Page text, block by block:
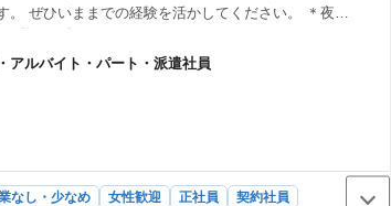
。 ぜひいままでの経験を活かしてください。 ＊夜勤
数：24名
アルバイト・パート・派遣社員
なし・少なめ 女性歓迎 正社員
契約社員